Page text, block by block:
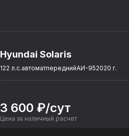
Hyundai Solaris
122 л.с.автоматпереднийАИ-952020 г.
3 600 ₽/сут
Цена за наличный расчет